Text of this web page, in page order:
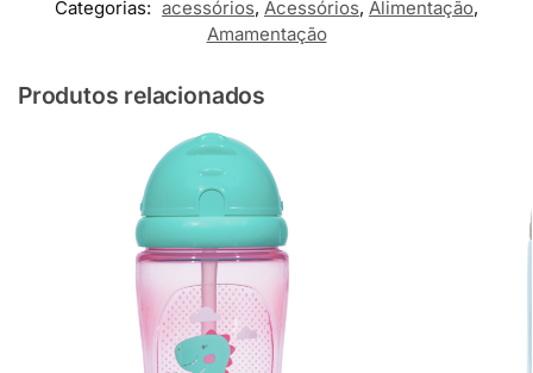
Categorias: acessórios, Acessórios, Alimentação,
Amamentação
Produtos relacionados